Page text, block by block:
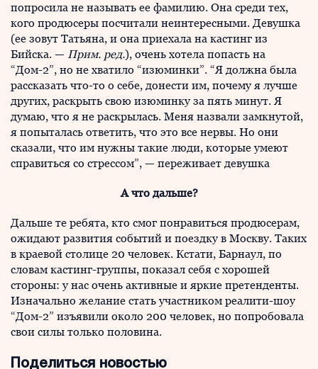
попросила не называть ее фамилию. Она среди тех,
кого продюсеры посчитали неинтересными. Девушка
(ее зовут Татьяна, и она приехала на кастинг из
Бийска. — Прим. ред.), очень хотела попасть на
“Дом-2”, но не хватило “изюминки”. “Я должна была
рассказать что-то о себе, донести им, почему я лучше
других, раскрыть свою изюминку за пять минут. Я
думаю, что я не раскрылась. Меня назвали замкнутой,
я попыталась ответить, что это все нервы. Но они
сказали, что им нужны такие люди, которые умеют
справиться со стрессом”, — переживает девушка
А что дальше?
Дальше те ребята, кто смог понравиться продюсерам,
ожидают развития событий и поездку в Москву. Таких
в краевой столице 20 человек. Кстати, Барнаул, по
словам кастинг-группы, показал себя с хорошей
стороны: у нас очень активные и яркие претенденты.
Изначально желание стать участником реалити-шоу
“Дом-2” изъявили около 200 человек, но попробовала
свои силы только половина.
Поделиться новостью